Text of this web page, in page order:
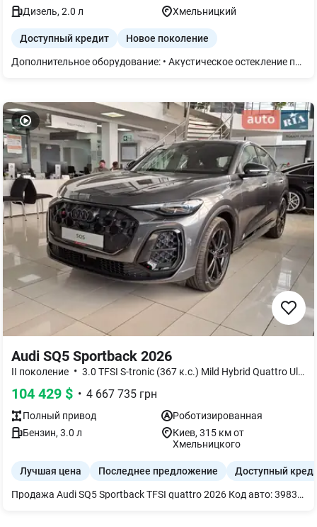
Дизель, 2.0 л Хмельницкий
Доступный кредит Новое поколение
Дополнительное оборудование: • Акустическое остекление передних окон • Ассистент аварийного маневрирования • Ассистент контроля поперечного движения • Ассистент парковки pro • Вентиляция передних сидений активна • Декор дерево липа • Диски 5 двойных спиц 8,0Jx20 • Экстерьер пакет S line • Экстерьер пакет черный • Заднее сиденье plus • Знак аварийной остановки и аптечка • Руль кожаный спортивный • Корпуса внешних зеркал черные • Полное лакирование кузова • Предупреждение о смене полосы движения • Подогрев передних сидений • Система предупреждения о выезде из полосы • Фоновая подсветка pro • Кожа/шт. кожа коричневая спортсиденье • Пакет Tech pro: матричная функция для LED фар plus камеры обзора 3D и функция 360-TopView-High проактивная защита пассажиров спереди, сбоку и сзади ассистент экстренного торможения впереди и позади задние цифровые OLED-фонари. • MMI experience plus: аудиосистему Audi Soundsystem USB-интерфейсы с повышенной мощностью зарядки
Audi SQ5 Sportback 2026
II поколение • 3.0 TFSI S-tronic (367 к.с.) Mild Hybrid Quattro Ultra
104 429 $ • 4 667 735 грн
Полный привод
Роботизированная
Бензин, 3.0 л Киев, 315 км от
Хмельницкого
Лучшая цена Последнее предложение Доступный
Продажа Audi SQ5 Sportback TFSI quattro 2026 Код авто: 398390 Комплектация: ДИНАМИКА И ШАССИ - Адаптивная пневматическая подвеска S - Экстерьер пакет черный - Спортивный пакет S СВЕТ И ЭКСТЕРЬЕР - Матричные светодиодные фары - Зимний пакет - Корпуса зеркал черные САЛОН И КОМФОРТ - Вентиляция передних сидений - Подогрев передних и задних сидений - Сиденья с функцией памяти - 3-зонный климат-контроль - Комфортный ключ - Фоновая подсветка plus - Крышка багажника с электроприводом МУЛЬТИМЕДИА И ТЕХНОЛОГИИ - Bang & Olufsen 3D Premium Sound System - MMI experience pro - Audi virtual cockpit plus АССИСТЕНТЫ И БЕЗОПАСНОСТЬ - Пакет Tech pro - Ассистент парковки pro - Предупреждение об изменении полосы движения - Проактивная защита пассажиров ГАРАНТИЯ И УСЛОВИЯ - Гарантия: 4 года или 120 000 км